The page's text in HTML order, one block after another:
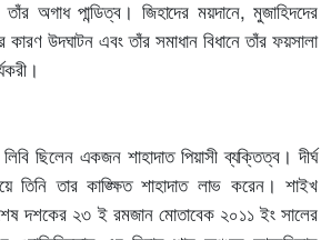
অগাধ পান্ডিত্ব। জিহাদের ময়দানে, মুজাহিদদের
উদঘাটন এবং তাঁর সমাধান বিধানে তাঁর ফয়সালা
ছিলেন একজন শাহাদাত পিয়াসী ব্যক্তিত্ব। দীর্ঘ
তিনি তার কাঙ্ক্ষিত শাহাদাত লাভ করেন। শাইখ
দশকের ২৩ ই রমজান মোতাবেক ২০১১ ইং সালের